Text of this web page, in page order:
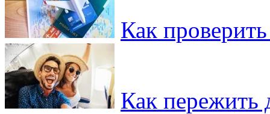
Как
Как пережить